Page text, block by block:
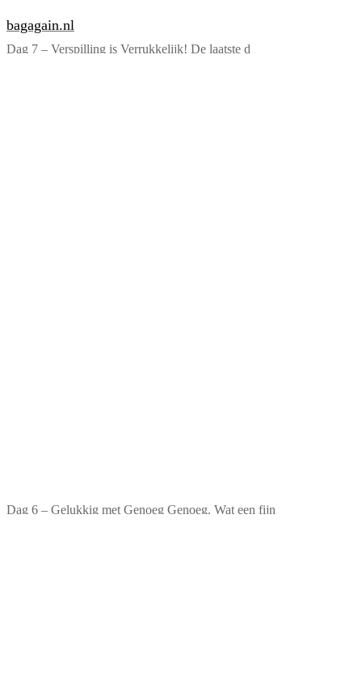
bagagain.nl
Dag 7 – Verspilling is Verrukkelijk! De laatste d
Dag 6 – Gelukkig met Genoeg Genoeg. Wat een fijn